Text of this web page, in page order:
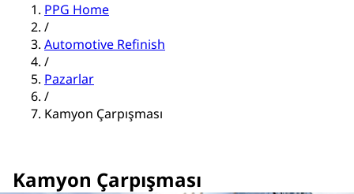
PPG Home
/
Automotive Refinish
/
Pazarlar
/
Kamyon Çarpışması
Kamyon Çarpışması